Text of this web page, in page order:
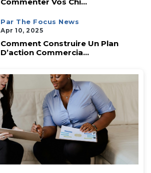
Par The Focus News
Apr 10, 2025
Comment Construire Un Plan
D’action Commercia...